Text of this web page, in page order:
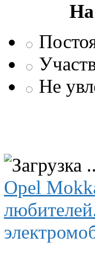
На
Не
Opel